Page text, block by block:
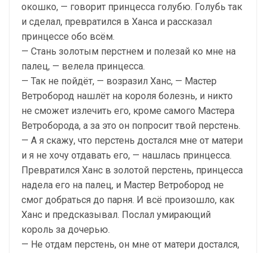
окошко, — говорит принцесса голубю. Голубь так
и сделал, превратился в Ханса и рассказал
принцессе обо всём.
— Стань золотым перстнем и полезай ко мне на
палец, — велела принцесса.
— Так не пойдёт, — возразил Ханс, — Мастер
Ветробород нашлёт на короля болезнь, и никто
не сможет излечить его, кроме самого Мастера
Ветроборода, а за это он попросит твой перстень.
— А я скажу, что перстень достался мне от матери
и я не хочу отдавать его, — нашлась принцесса.
Превратился Ханс в золотой перстень, принцесса
надела его на палец, и Мастер Ветробород не
смог добраться до парня. И всё произошло, как
Ханс и предсказывал. Послал умирающий
король за дочерью.
— Не отдам перстень, он мне от матери достался,